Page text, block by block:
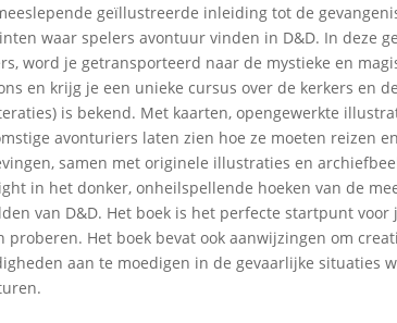
geïllustreerde inleiding tot de
waar spelers avontuur vinden in D&D. In deze
word je getransporteerd naar de mystieke en
en krijg je een unieke cursus over de kerkers en
is bekend. Met kaarten, opengewerkte
avonturiers laten zien hoe ze moeten reizen
samen met originele illustraties en
in het donker, onheilspellende hoeken van de
van D&D. Het boek is het perfecte startpunt voor
proberen. Het boek bevat ook aanwijzingen om
aan te moedigen in de gevaarlijke situaties